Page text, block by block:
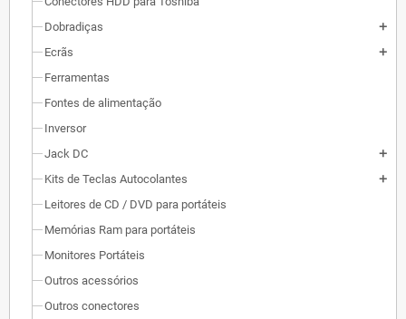
Dobradiças
add
Ecrãs add
Ferramentas
Fontes de alimentação
Inversor
Jack DC
add
Kits de Teclas Autocolantes add
Leitores de CD / DVD para portáteis
Memórias Ram para portáteis
Monitores Portáteis
Outros acessórios
Outros conectores